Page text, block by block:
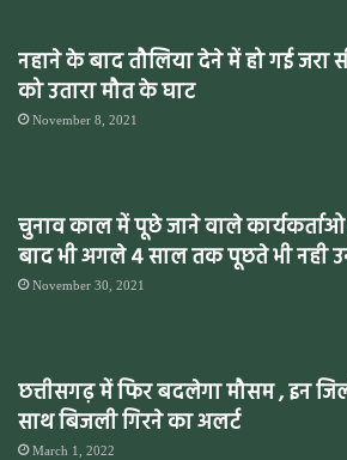
नहाने के बाद तौलिया देने में हो गई जरा
को उतारा मौत के घाट
November 8, 2021
चुनाव काल में पूछे जाने वाले
बाद भी अगले 4 साल तक पूछते भी नही
November 30, 2021
छत्तीसगढ़ में फिर बदलेगा मौसम , इन
साथ बिजली गिरने का अलर्ट
March 1, 2022